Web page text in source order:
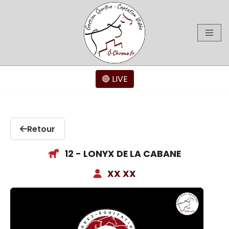
🔴 LIVE
Retour
12 - LONYX DE LA CABANE
XX XX